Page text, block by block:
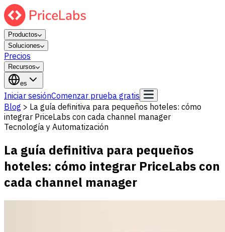
Productos
Soluciones
Precios
Recursos
es
Iniciar sesiónComenzar prueba gratis
Blog > La guía definitiva para pequeños hoteles: cómo
integrar PriceLabs con cada channel manager
Tecnología y Automatización
La guía definitiva para pequeños
hoteles: cómo integrar PriceLabs con
cada channel manager